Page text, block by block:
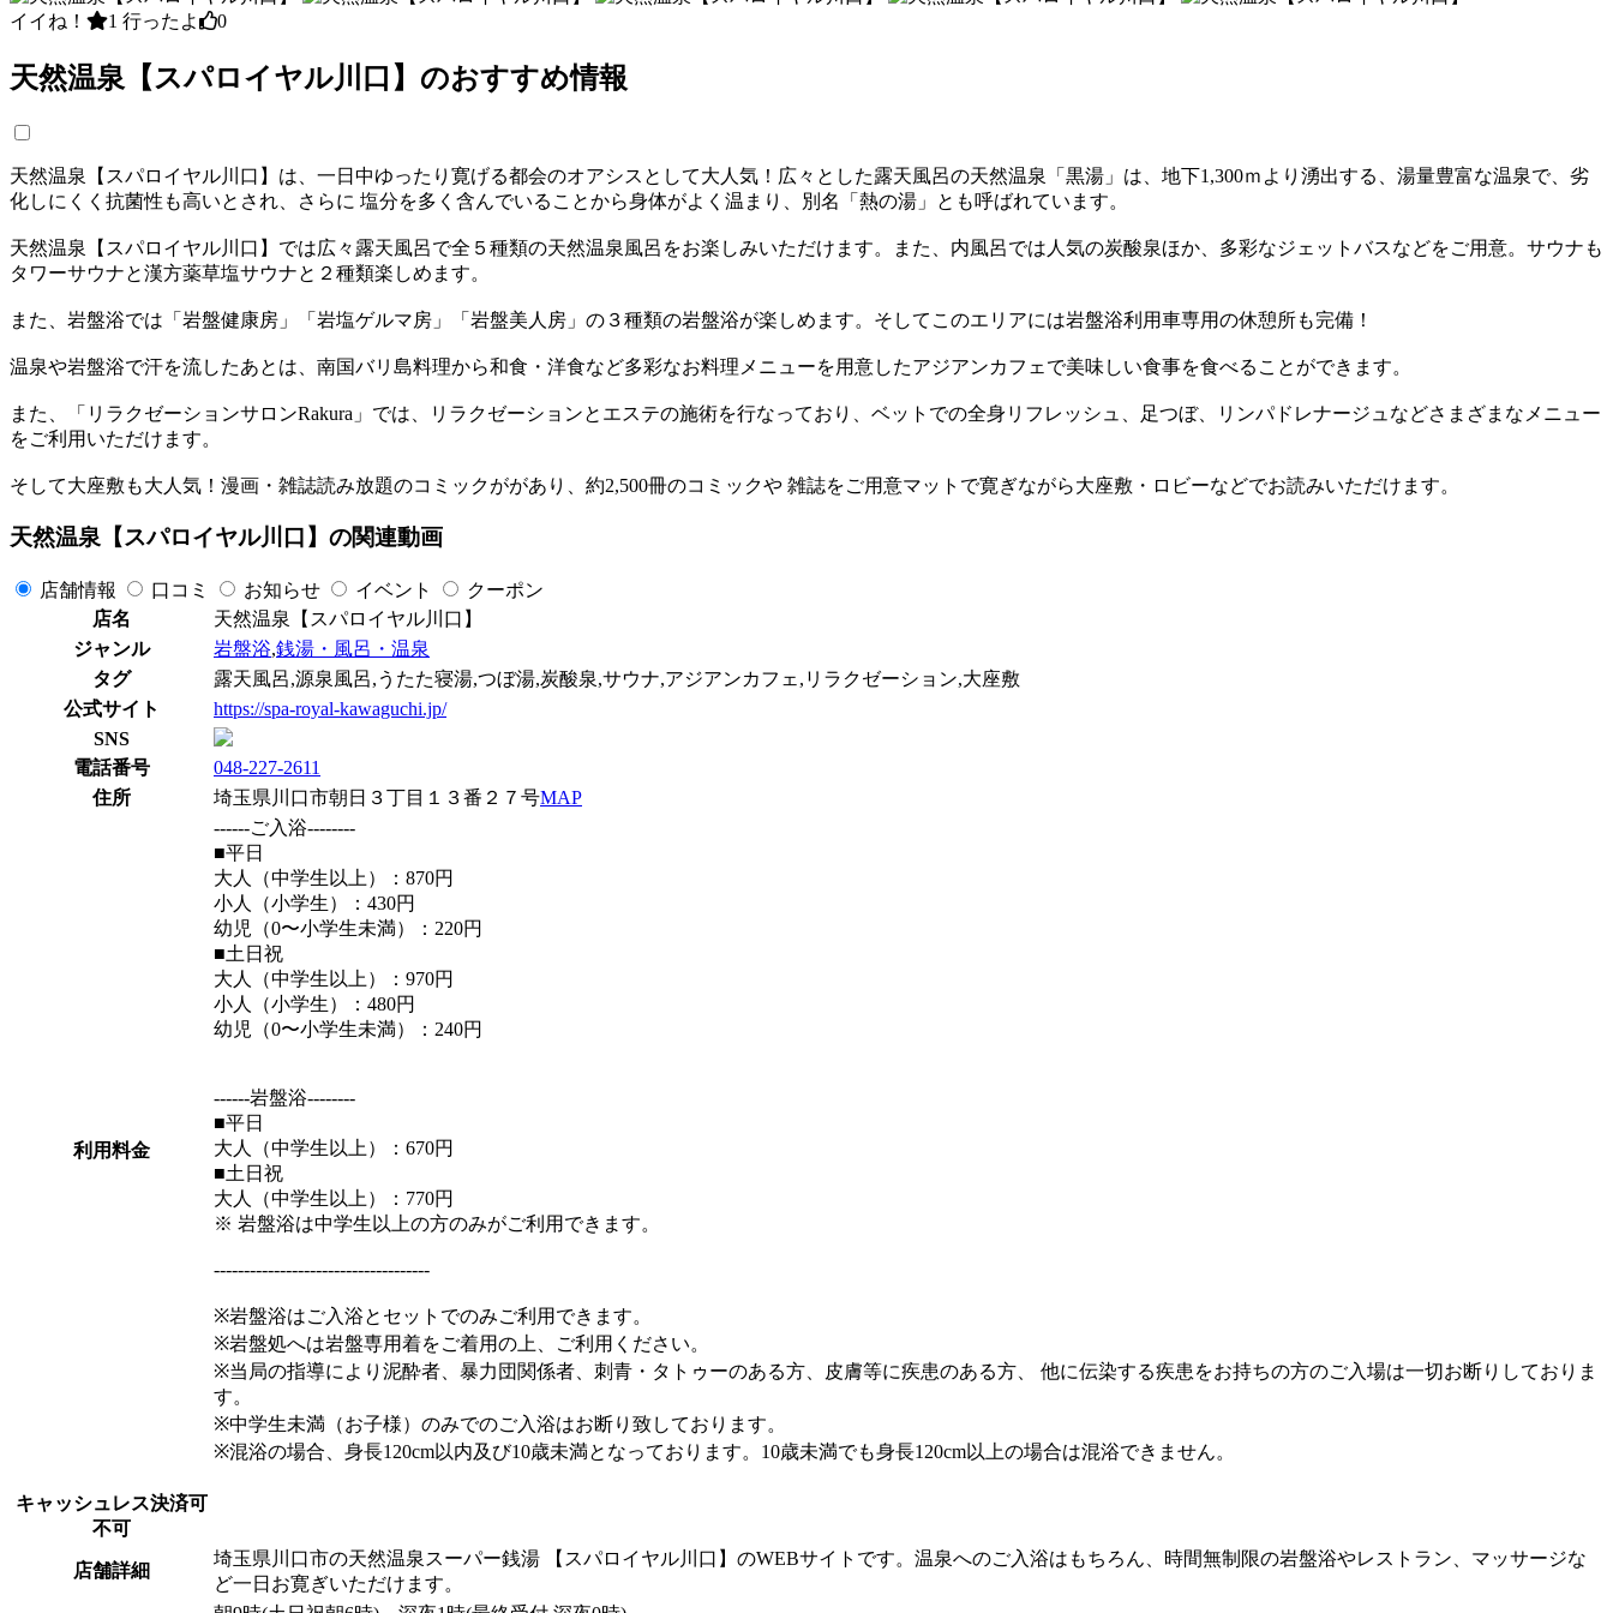
イイね！ 1 行ったよ 0
天然温泉【スパロイヤル川口】のおすすめ情報
天然温泉【スパロイヤル川口】は、一日中ゆったり寛げる都会のオアシスとして大人気！広々とした露天風呂の天然温泉「黒湯」は、地下1,300ｍより湧出する、湯量豊富な温泉で、劣
化しにくく抗菌性も高いとされ、さらに 塩分を多く含んでいることから身体がよく温まり、別名「熱の湯」とも呼ばれています。
天然温泉【スパロイヤル川口】では広々露天風呂で全５種類の天然温泉風呂をお楽しみいただけます。また、内風呂では人気の炭酸泉ほか、多彩なジェットバスなどをご用意。サウナも
タワーサウナと漢方薬草塩サウナと２種類楽しめます。
また、岩盤浴では「岩盤健康房」「岩塩ゲルマ房」「岩盤美人房」の３種類の岩盤浴が楽しめます。そしてこのエリアには岩盤浴利用車専用の休憩所も完備！
温泉や岩盤浴で汗を流したあとは、南国バリ島料理から和食・洋食など多彩なお料理メニューを用意したアジアンカフェで美味しい食事を食べることができます。
また、「リラクゼーションサロンRakura」では、リラクゼーションとエステの施術を行なっており、ベットでの全身リフレッシュ、足つぼ、リンパドレナージュなどさまざまなメニュー
をご利用いただけます。
そして大座敷も大人気！漫画・雑誌読み放題のコミックががあり、約2,500冊のコミックや 雑誌をご用意マットで寛ぎながら大座敷・ロビーなどでお読みいただけます。
天然温泉【スパロイヤル川口】の関連動画
店舗情報 口コミ お知らせ イベント
クーポン
店名
天然温泉【スパロイヤル川口】
ジャンル
岩盤浴,銭湯・風呂・温泉
タグ
露天風呂,源泉風呂,うたた寝湯,つぼ湯,炭酸泉,サウナ,アジアンカフェ,リラクゼーション,大座敷
公式サイト
https://spa-royal-kawaguchi.jp/
SNS
電話番号
048-227-2611
住所
埼玉県川口市朝日３丁目１３番２７号MAP
利用料金
------ご入浴--------
■平日
大人（中学生以上）：870円
小人（小学生）：430円
幼児（0〜小学生未満）：220円
■土日祝
大人（中学生以上）：970円
小人（小学生）：480円
幼児（0〜小学生未満）：240円
------岩盤浴--------
■平日
大人（中学生以上）：670円
■土日祝
大人（中学生以上）：770円
※ 岩盤浴は中学生以上の方のみがご利用できます。
------------------------------------
※岩盤浴はご入浴とセットでのみご利用できます。
※岩盤処へは岩盤専用着をご着用の上、ご利用ください。
※当局の指導により泥酔者、暴力団関係者、刺青・タトゥーのある方、皮膚等に疾患のある方、 他に伝染する疾患をお持ちの方のご入場は一切お断りしておりま
す。
※中学生未満（お子様）のみでのご入浴はお断り致しております。
※混浴の場合、身長120cm以内及び10歳未満となっております。10歳未満でも身長120cm以上の場合は混浴できません。
キャッシュレス決済可
不可
店舗詳細
埼玉県川口市の天然温泉スーパー銭湯 【スパロイヤル川口】のWEBサイトです。温泉へのご入浴はもちろん、時間無制限の岩盤浴やレストラン、マッサージな
ど一日お寛ぎいただけます。